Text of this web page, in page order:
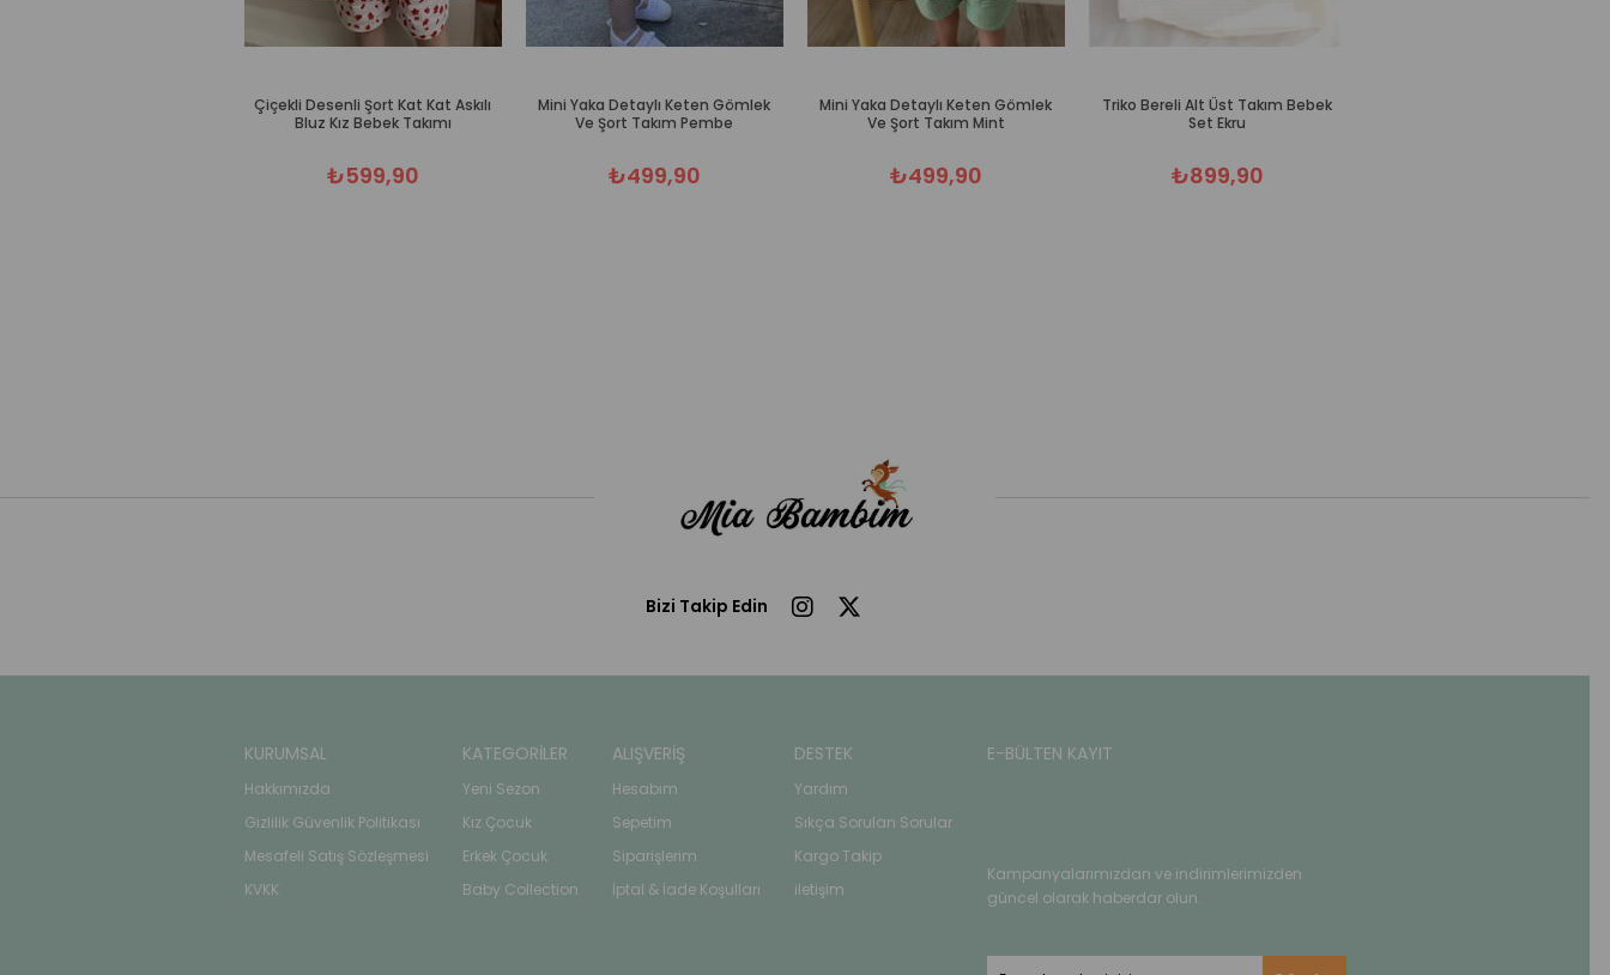
Çiçekli Desenli Şort Kat Kat Askılı
Bluz Kız Bebek Takımı
₺599,90
Mini Yaka Detaylı Keten Gömlek
Ve Şort Takım Pembe
₺499,90
Mini Yaka Detaylı Keten Gömlek
Ve Şort Takım Mint
₺499,90
Triko Bereli Alt Üst Takım Bebek
Set Ekru
₺899,90
Bizi Takip Edin
KURUMSAL
Hakkımızda
Gizlilik Güvenlik Politikası
Mesafeli Satış Sözleşmesi
KVKK
KATEGORİLER
Yeni Sezon
Kız Çocuk
Erkek Çocuk
Baby Collection
ALIŞVERİŞ
Hesabım
Sepetim
Siparişlerim
İptal & İade Koşulları
DESTEK
Yardım
Sıkça Sorulan Sorular
Kargo Takip
iletişim
E-BÜLTEN KAYIT
Kampanyalarımızdan ve indirimlerimizden
güncel olarak haberdar olun.